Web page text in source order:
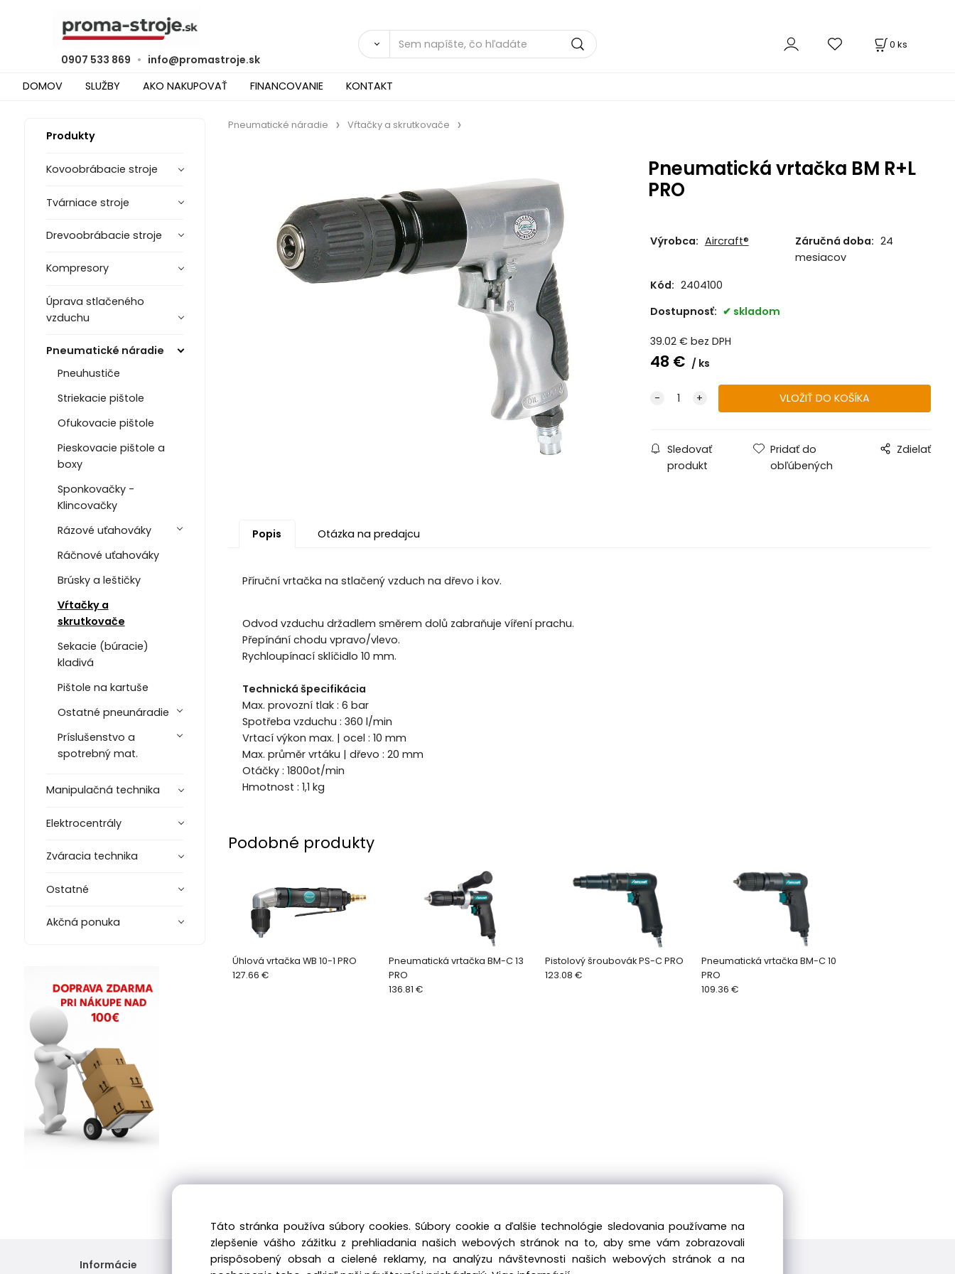
0907 533 869 • info@promastroje.sk
0 ks
DOMOV SLUŽBY AKO NAKUPOVAŤ FINANCOVANIE KONTAKT
Produkty
Kovoobrábacie stroje
Tvárniace stroje
Drevoobrábacie stroje
Kompresory
Úprava stlačeného
vzduchu
Pneumatické náradie
Pneuhustiče
Striekacie pištole
Ofukovacie pištole
Pieskovacie pištole a
boxy
Sponkovačky -
Klincovačky
Rázové uťahováky
Ráčnové uťahováky
Brúsky a leštičky
Vŕtačky a
skrutkovače
Sekacie (búracie)
kladivá
Pištole na kartuše
Ostatné pneunáradie
Príslušenstvo a
spotrebný mat.
Manipulačná technika
Elektrocentrály
Zváracia technika
Ostatné
Akčná ponuka
Pneumatické náradie Vŕtačky a skrutkovače
Pneumatická vrtačka BM R+L
PRO
Výrobca: Aircraft® Záručná doba: 24
mesiacov
Kód: 2404100
Dostupnosť:
skladom
39.02€ bez DPH
48 € ks
Sledovať
produkt
Pridať do
obľúbených
Zdielať
Popis Otázka na predajcu
Příruční vrtačka na stlačený vzduch na dřevo i kov.
Odvod vzduchu držadlem směrem dolů zabraňuje víření prachu.
Přepínání chodu vpravo/vlevo.
Rychloupínací sklíčidlo 10 mm.
Technická špecifikácia
Max. provozní tlak : 6 bar
Spotřeba vzduchu : 360 l/min
Vrtací výkon max. | ocel : 10 mm
Max. průměr vrtáku | dřevo : 20 mm
Otáčky : 1800ot/min
Hmotnost : 1,1 kg
Podobné produkty
Úhlová vrtačka WB 10-1 PRO
127.66 €
Pneumatická vrtačka BM-C 13
PRO
136.81 €
Pistolový šroubovák PS-C PRO
123.08 €
Pneumatická vrtačka BM-C 10
PRO
109.36 €
Informácie
Táto stránka používa súbory cookies. Súbory cookie a ďalšie technológie sledovania používame na
zlepšenie vášho zážitku z prehliadania našich webových stránok na to, aby sme vám zobrazovali
prispôsobený obsah a cielené reklamy, na analýzu návštevnosti našich webových stránok a na